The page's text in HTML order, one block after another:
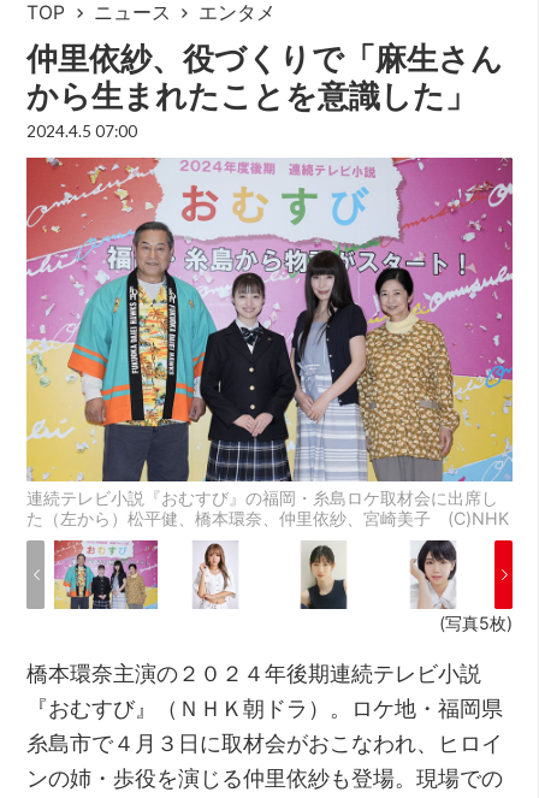
TOP ニュース エンタメ
仲里依紗、役づくりで「麻生さん
から生まれたことを意識した」
2024.4.5 07:00
連続テレビ小説『おむすび』の福岡・糸島ロケ取材会に出席し
た（左から）松平健、橋本環奈、仲里依紗、宮崎美子 (C)NHK
(写真5枚)
橋本環奈主演の２０２４年後期連続テレビ小説
『おむすび』（ＮＨＫ朝ドラ）。ロケ地・福岡県
糸島市で４月３日に取材会がおこなわれ、ヒロイ
ンの姉・歩役を演じる仲里依紗も登場。現場での